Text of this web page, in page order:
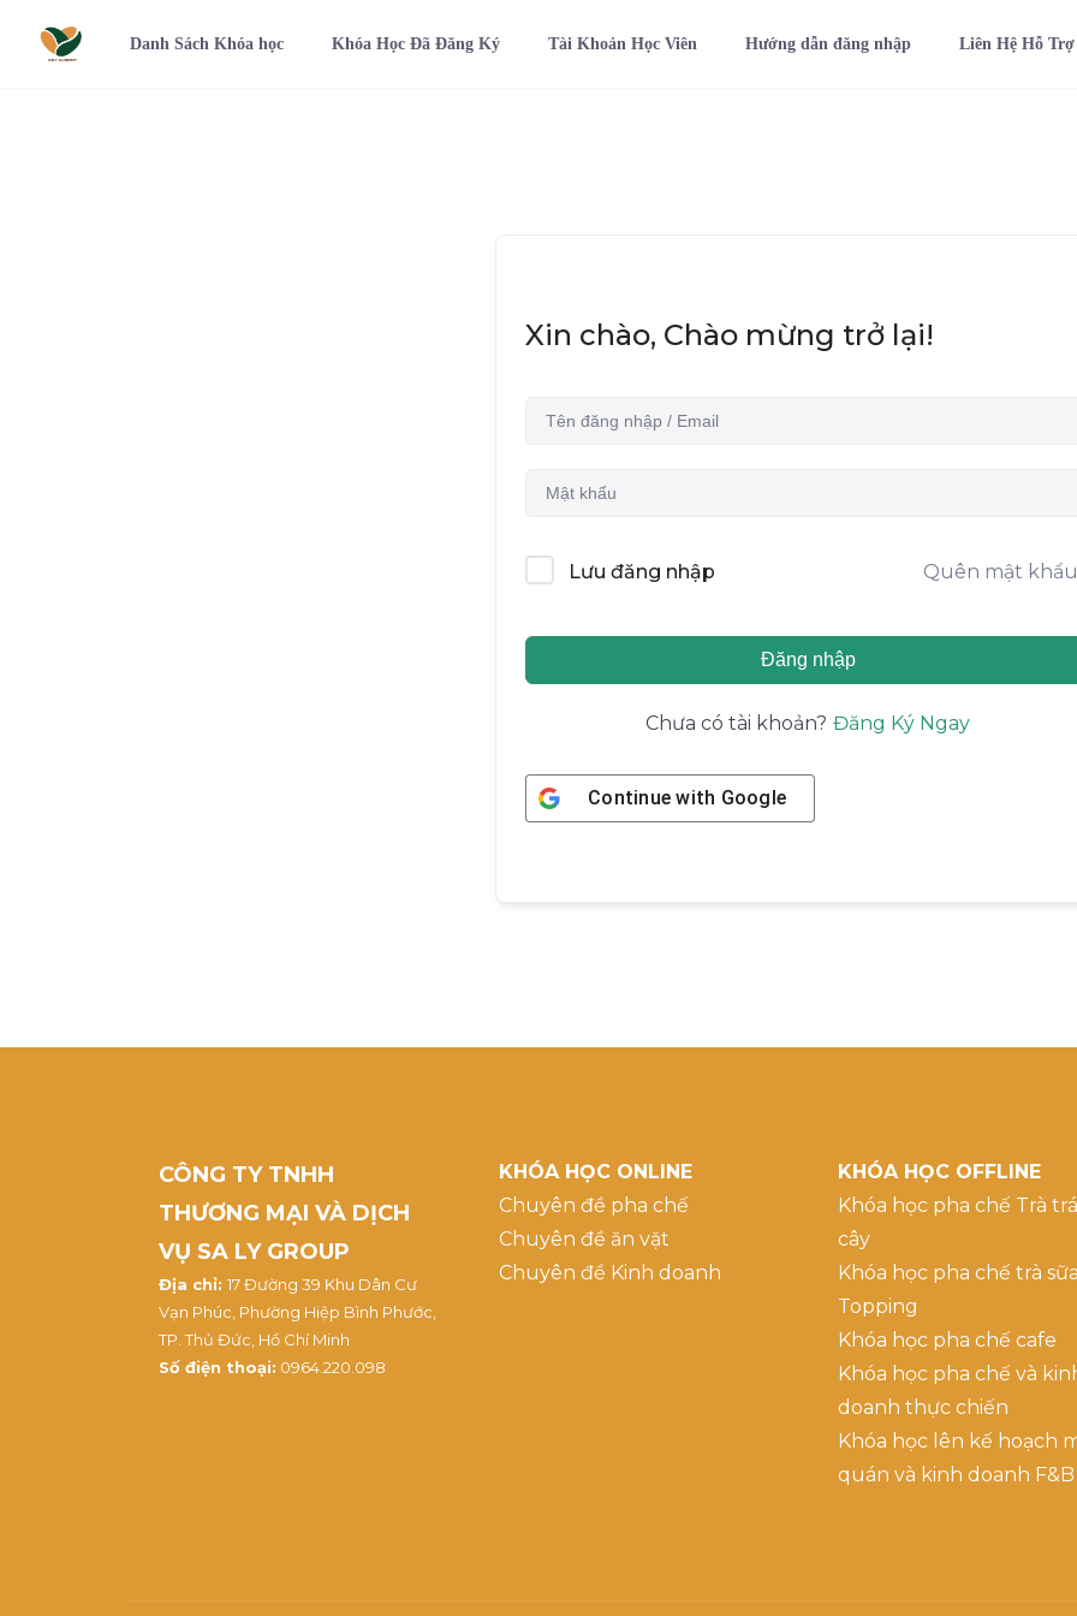
Danh Sách Khóa học Khóa Học Đã Đăng Ký Tài Khoản Học Viên Hướng dẫn đăng nhập Liên Hệ Hỗ Trợ
Xin chào, Chào mừng trở lại!
Lưu đăng nhập Quên mật
Đăng nhập
Chưa có tài khoản? Đăng Ký Ngay
Continue with Google
CÔNG TY TNHH
THƯƠNG MẠI VÀ DỊCH
VỤ SA LY GROUP
Địa chỉ: 17 Đường 39 Khu Dân Cư
Vạn Phúc, Phường Hiệp Bình Phước,
TP. Thủ Đức, Hồ Chí Minh
Số điện thoại: 0964.220.098
KHÓA HỌC ONLINE
Chuyên đề pha chế
Chuyên đề ăn vặt
Chuyên đề Kinh doanh
KHÓA HỌC OFFLINE
Khóa học pha chế Trà
cây
Khóa học pha chế trà
Topping
Khóa học pha chế cafe
Khóa học pha chế và
doanh thực chiến
Khóa học lên kế hoạch
quán và kinh doanh F&B